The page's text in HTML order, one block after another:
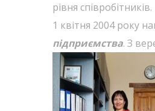
рівня співробітників.
1 квітня 2004 року
підприємства. З